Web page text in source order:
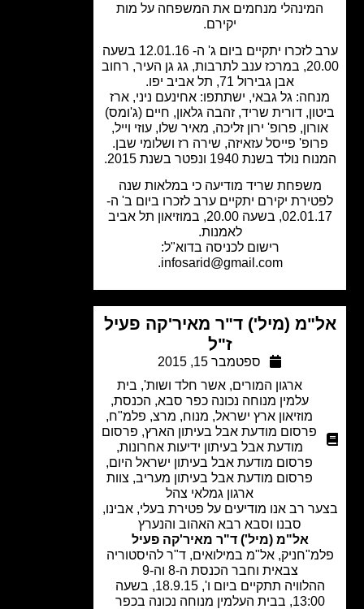
מנחמים את המשפחה על מות
ערב לזכרו יתקיים ביום ג' ה- 12.01.16 בשעה
20.00, במרכז ענב לתרבות, גג גן העיר, רחוב
אבן גבירול 71, תל אביב יפו.
גל גבאי, ישתתפו: אחינעם ניני, ארז
דורית שריד, זהבה גלאון, חיים (ג'ומס)
פרופ' ירון זליכה, מאיר שלו, עוזי וייל,
פייסל עזאיזה, שירה רז ושלומי שבן.
בשנת 1940 ונפטר בשנת 2015.
משפחת שריד מודיעה כי במלאות שנה
יקירם יתקיים ערב לזכרו ביום ב' ה-
02.01.17, בשעה 20.00, במוזיאון תל אביב
לאמנות.
רישום לכניסה בדוא"ל:
infosarid@gmail.com
.
(מיל') ד"ר מאיר'קה פעיל
ספטמבר 15, 2015
ארגון המורים ,אשר חלד ושות',בית
עלמין מנוחה נכונה כפר סבא,הכנסת,
מוזיאון ארץ ישראל, מנוח,מרצ,פלמ"ח,
פרסום מודעת אבל בעיתון הארץ,פרסום
מודעת אבל בעיתון ידיעות אחרונות,
פרסום מודעת אבל בעיתון ישראל היום,
פרסום מודעת אבל בעיתון מעריב, צוות
ארגון גמלאי צהל
רב אנו מודיעים על פטירת בעלי, אבינו,
סבנו וסבא רבא האהוב והנערץ
אל"מ (מיל') ד"ר מאיר'קה פעיל
אל"מ במילואים, ד"ר להיסטוריה
צבאית וחבר הכנסת ה-8 וה-9
ההלוויה תתקיים ביום ו', 18.9.15, בשעה
13:00, בבית העלמין מנוחה נכונה בכפר